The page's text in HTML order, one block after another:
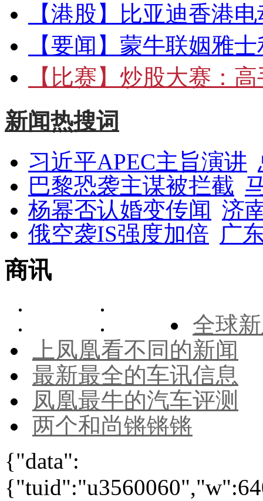
【港股】
比亚迪香港
【要闻】 蒙牛联姻雅
【比赛】 炒股大赛：高
新闻热搜词
习近平APEC主旨演讲
巴黎恐袭主谋被拦截
杨幂否认婚变传闻 济
俄空袭IS强度加倍 广
商讯
全球
上凤凰看不同的新闻
最新最全的车讯信息
凤凰最牛的汽车评测
两个和尚锵锵锵
{"data":